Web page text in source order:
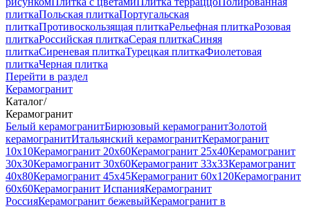
плиткаПольская плиткаПортугальская
плиткаПротивоскользящая плиткаРельефная плиткаРозовая
плиткаРоссийская плиткаСерая плиткаСиняя
плиткаСиреневая плиткаТурецкая плиткаФиолетовая
плиткаЧерная плитка
Перейти в раздел
Керамогранит
Каталог/
Керамогранит
Белый керамогранитБирюзовый керамогранитЗолотой
керамогранитИтальянский керамогранитКерамогранит
10x10Керамогранит 20x60Керамогранит 25x40Керамогранит
30x30Керамогранит 30x60Керамогранит 33x33Керамогранит
40x80Керамогранит 45x45Керамогранит 60x120Керамогранит
60x60Керамогранит ИспанияКерамогранит
РоссияКерамогранит бежевыйКерамогранит в